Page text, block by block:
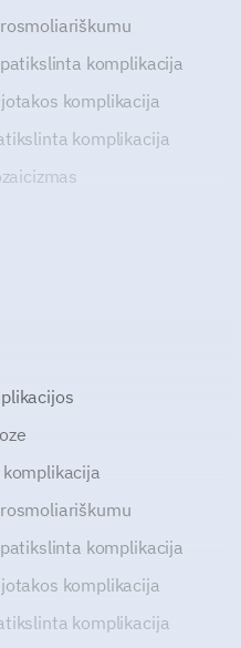
komplikacija
komplikacija
komplikacija
komplikacija
komplikacija
komplikacija